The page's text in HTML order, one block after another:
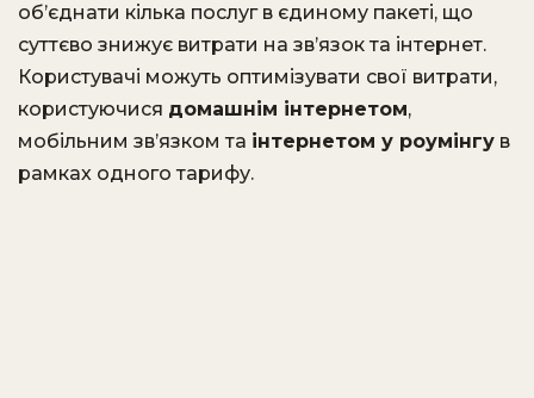
об’єднати кілька послуг в єдиному пакеті, що
суттєво знижує витрати на зв’язок та інтернет.
Користувачі можуть оптимізувати свої витрати,
користуючися домашнім інтернетом,
мобільним зв’язком та інтернетом у роумінгу в
рамках одного тарифу.